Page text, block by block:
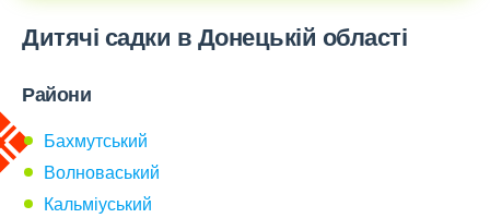
Дитячі садки в Донецькій області
Райони
Бахмутський
Волноваський
Кальміуський